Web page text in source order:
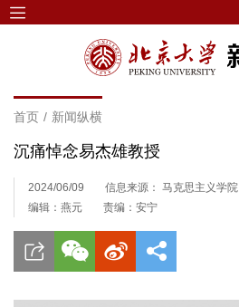
首页 / 新闻纵横
沉痛悼念易杰雄教授
2024/06/09
信息来源： 马克思主义学院
编辑：燕元
责编：安宁